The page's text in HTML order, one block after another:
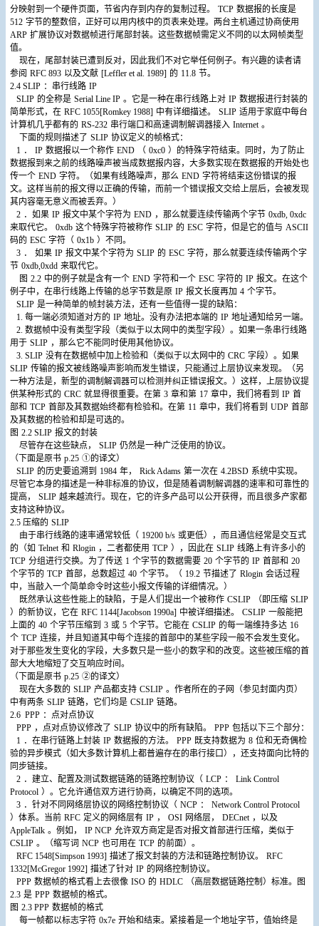
分映射到一个硬件页面，节省内存到内存的复制过程。
TCP 数据报的长度是
512 字节的整数倍，正好可以用内核中的页表来处理。两台主机通过协商使用
ARP 扩展协议对数据帧进行尾部封装。这些数据帧需定义不同的以太网帧类型
值。
现在，尾部封装已遭到反对，因此我们不对它举任何例子。有兴趣的读者请
参阅 RFC 893 以及文献 [Leffler et al. 1989] 的 11.8 节。
2.4 SLIP ：串行线路 IP
SLIP 的全称是 Serial Line IP 。它是一种在串行线路上对 IP 数据报进行封装的
简单形式，在 RFC 1055[Romkey 1988] 中有详细描述。 SLIP 适用于家庭中每台
计算机几乎都有的 RS-232 串行端口和高速调制解调器接入 Internet 。
下面的规则描述了 SLIP 协议定义的帧格式：
1 ． IP 数据报以一个称作 END （ 0xc0 ）的特殊字符结束。同时，为了防止
数据报到来之前的线路噪声被当成数据报内容，大多数实现在数据报的开始处也
传一个 END 字符。（如果有线路噪声，那么 END 字符将结束这份错误的报
文。这样当前的报文得以正确的传输，而前一个错误报文交给上层后，会被发现
其内容毫无意义而被丢弃。）
2 ．如果 IP 报文中某个字符为 END ，那么就要连续传输两个字节 0xdb, 0xdc
来取代它。
0xdb 这个特殊字符被称作 SLIP 的 ESC 字符，但是它的值与 ASCII
码的 ESC 字符（ 0x1b ）不同。
3 ． 如果 IP 报文中某个字符为 SLIP 的 ESC 字符，那么就要连续传输两个字
节 0xdb,0xdd 来取代它。
图 2.2 中的例子就是含有一个 END 字符和一个 ESC 字符的 IP 报文。在这个
例子中，在串行线路上传输的总字节数是原 IP 报文长度再加 4 个字节。
SLIP 是一种简单的帧封装方法，还有一些值得一提的缺陷：
1. 每一端必须知道对方的 IP 地址。没有办法把本端的 IP 地址通知给另一端。
2. 数据帧中没有类型字段（类似于以太网中的类型字段）。如果一条串行线路
用于 SLIP ，那么它不能同时使用其他协议。
3. SLIP 没有在数据帧中加上检验和（类似于以太网中的 CRC 字段）。如果
SLIP 传输的报文被线路噪声影响而发生错误，只能通过上层协议来发现。（另
一种方法是，新型的调制解调器可以检测并纠正错误报文。）这样，上层协议提
供某种形式的 CRC 就显得很重要。在第 3 章和第 17 章中，我们将看到 IP 首
部和 TCP 首部及其数据始终都有检验和。在第 11 章中，我们将看到 UDP 首部
及其数据的检验和却是可选的。
图 2.2 SLIP 报文的封装
尽管存在这些缺点，
SLIP 仍然是一种广泛使用的协议。
（下面是原书 p.25 ①的译文）
SLIP 的历史要追溯到 1984 年， Rick Adams 第一次在 4.2BSD 系统中实现。
尽管它本身的描述是一种非标准的协议，但是随着调制解调器的速率和可靠性的
提高，
SLIP 越来越流行。现在，它的许多产品可以公开获得，而且很多产家都
支持这种协议。
2.5 压缩的 SLIP
由于串行线路的速率通常较低（ 19200 b/s 或更低），而且通信经常是交互式
的（如 Telnet 和 Rlogin ，二者都使用 TCP ），因此在 SLIP 线路上有许多小的
TCP 分组进行交换。为了传送 1 个字节的数据需要 20 个字节的 IP 首部和 20
个字节的 TCP 首部，总数超过 40 个字节。（ 19.2 节描述了 Rlogin 会话过程
中，当敲入一个简单命令时这些小报文传输的详细情况。）
既然承认这些性能上的缺陷，于是人们提出一个被称作 CSLIP （即压缩 SLIP
）的新协议，它在 RFC 1144[Jacobson 1990a] 中被详细描述。 CSLIP 一般能把
上面的 40 个字节压缩到 3 或 5 个字节。它能在 CSLIP 的每一端维持多达 16
个 TCP 连接，并且知道其中每个连接的首部中的某些字段一般不会发生变化。
对于那些发生变化的字段，大多数只是一些小的数字和的改变。这些被压缩的首
部大大地缩短了交互响应时间。
（下面是原书 p.25 ②的译文）
现在大多数的 SLIP 产品都支持 CSLIP 。作者所在的子网（参见封面内页）
中有两条 SLIP 链路，它们均是 CSLIP 链路。
2.6 PPP ：点对点协议
PPP ，点对点协议修改了 SLIP 协议中的所有缺陷。 PPP 包括以下三个部分：
1 ．在串行链路上封装 IP 数据报的方法。 PPP 既支持数据为 8 位和无奇偶检
验的异步模式（如大多数计算机上都普遍存在的串行接口），还支持面向比特的
同步链接。
2 ．建立、配置及测试数据链路的链路控制协议（ LCP ：
Link Control
Protocol ）。它允许通信双方进行协商，以确定不同的选项。
3 ．针对不同网络层协议的网络控制协议（ NCP ：
Network Control Protocol
）体系。当前 RFC 定义的网络层有 IP ， OSI 网络层， DECnet ，以及
AppleTalk 。例如， IP NCP 允许双方商定是否对报文首部进行压缩，类似于
CSLIP 。（缩写词 NCP 也可用在 TCP 的前面）。
RFC 1548[Simpson 1993] 描述了报文封装的方法和链路控制协议。
RFC
1332[McGregor 1992] 描述了针对 IP 的网络控制协议。
PPP 数据帧的格式看上去很像 ISO 的 HDLC
（高层数据链路控制）标准。图
2.3 是 PPP 数据帧的格式。
图 2.3 PPP 数据帧的格式
每一帧都以标志字符 0x7e 开始和结束。紧接着是一个地址字节，值始终是